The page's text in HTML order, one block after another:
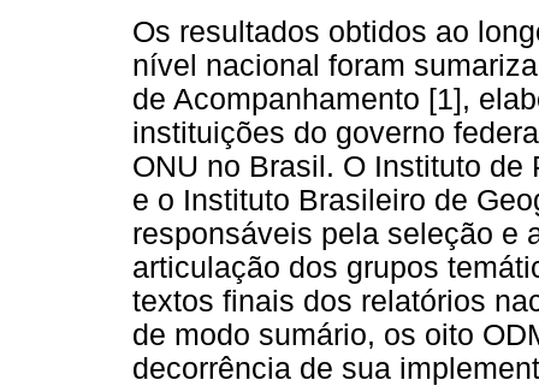
Os resultados obtidos ao
nível nacional foram
de Acompanhamento [1],
instituições do governo
ONU no Brasil. O Instituto
e o Instituto Brasileiro de
responsáveis pela seleção e
articulação dos grupos
textos finais dos relatórios
de modo sumário, os oito
decorrência de sua